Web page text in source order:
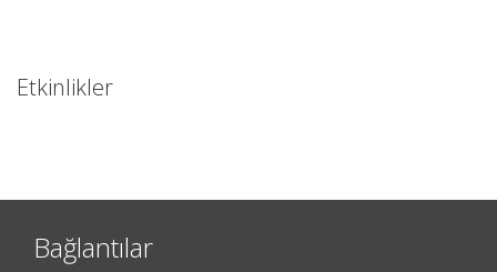
Etkinlikler
Bağlantılar